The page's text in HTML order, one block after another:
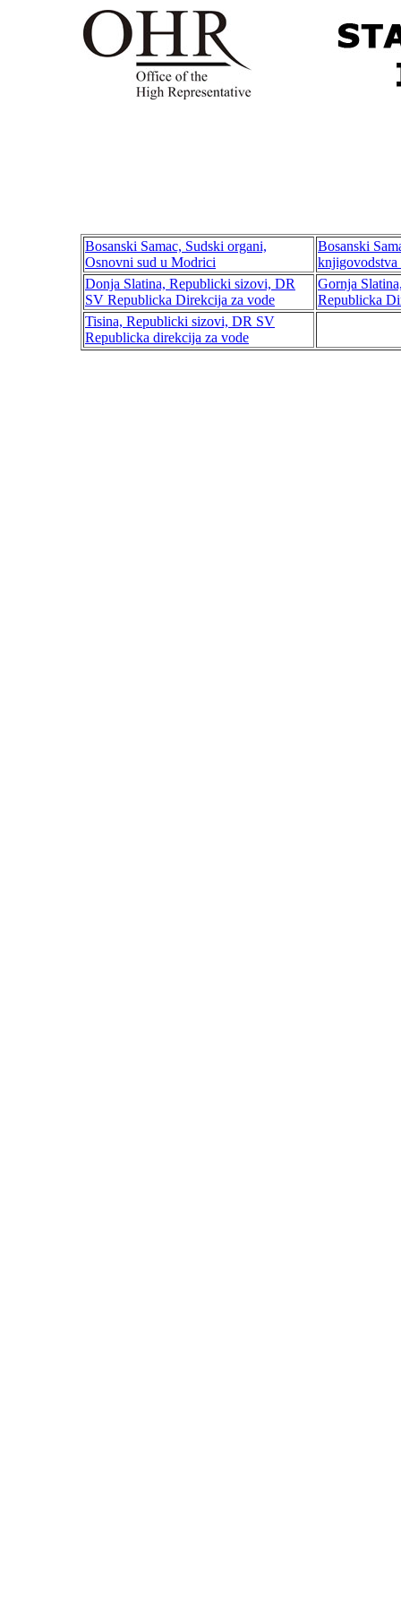
Bosanski Samac, Sudski organi,
Osnovni sud u Modrici
Bosanski
Donja Slatina, Republicki sizovi, DR
SV Republicka Direkcija za vode
Gornja
Republicka
Tisina, Republicki sizovi, DR SV
Republicka direkcija za vode